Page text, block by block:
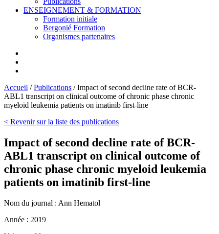
ENSEIGNEMENT & FORMATION
Formation initiale
Bergonié Formation
Organismes partenaires
Accueil /Publications /Impact of second decline rate of BCR-
ABL1 transcript on clinical outcome of chronic phase chronic
myeloid leukemia patients on imatinib first-line
< Revenir sur la liste des publications
Impact of second decline rate of BCR-
ABL1 transcript on clinical outcome of
chronic phase chronic myeloid leukemia
patients on imatinib first-line
Nom du journal : Ann Hematol
Année : 2019